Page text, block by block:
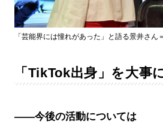
「芸能界には憧れがあった」と語る景井さん
「TikTok出身」を大事
――今後の活動については